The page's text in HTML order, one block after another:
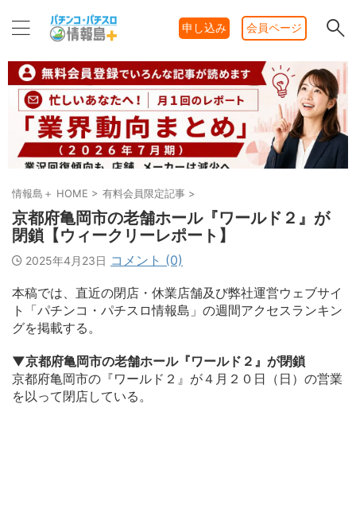
申し込み 会員ページ
情報島＋ HOME > 有料会員限定記事 >
京都府亀岡市の老舗ホール『ワールド２』が
閉鎖【ウィークリーレポート】
2025年4月23日 コメント (0)
本稿では、直近の閉店・休業店舗及び弊社運営ウェブサイ
ト「パチンコ・パチスロ情報島」の週間アクセスランキン
グを掲載する。
▼京都府亀岡市の老舗ホール『ワールド２』が閉鎖
京都府亀岡市の『ワールド２』が４月２０日（日）の営業
を以って閉店している。